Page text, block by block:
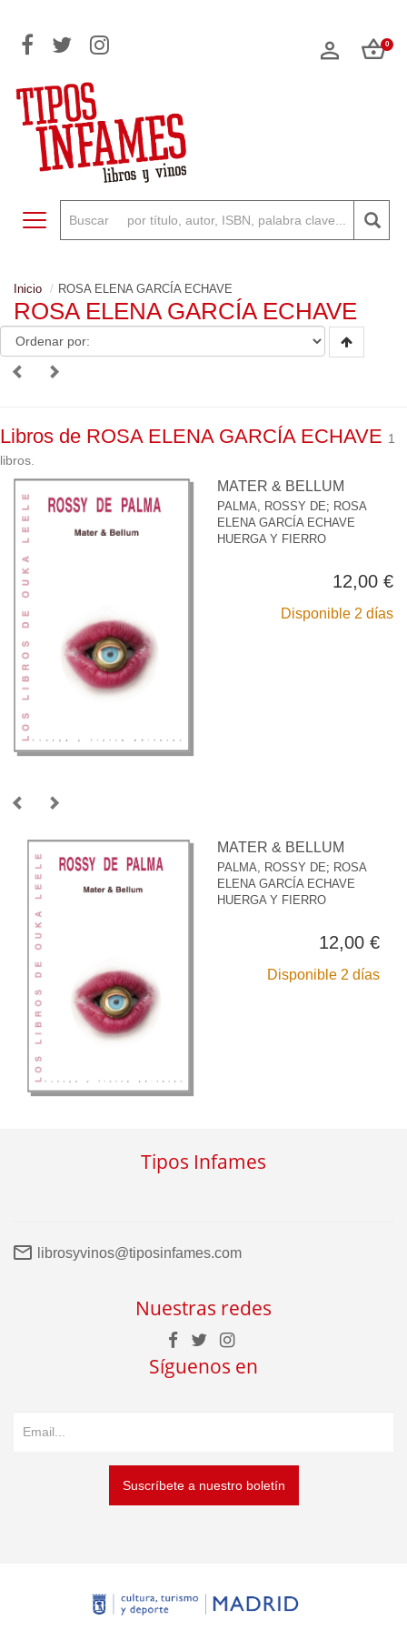
0
Toggle navigation
Inicio ROSA ELENA GARCÍA ECHAVE
ROSA ELENA GARCÍA ECHAVE
Libros de ROSA ELENA GARCÍA ECHAVE 1
libros.
MATER & BELLUM
PALMA, ROSSY DE; ROSA
ELENA GARCÍA ECHAVE
HUERGA Y FIERRO
12,00 €
Disponible 2 días
MATER & BELLUM
PALMA, ROSSY DE; ROSA
ELENA GARCÍA ECHAVE
HUERGA Y FIERRO
12,00 €
Disponible 2 días
Tipos Infames
librosyvinos@tiposinfames.com
Nuestras redes
Síguenos en
Suscríbete a nuestro boletín